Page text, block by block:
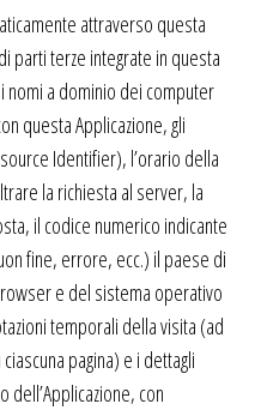
attraverso questa
parti terze integrate in questa
nomi a dominio dei computer
questa Applicazione, gli
Identifier), l’orario della
la richiesta al server, la
il codice numerico indicante
fine, errore, ecc.) il paese di
e del sistema operativo
temporali della visita (ad
pagina) e i dettagli
dell’Applicazione, con